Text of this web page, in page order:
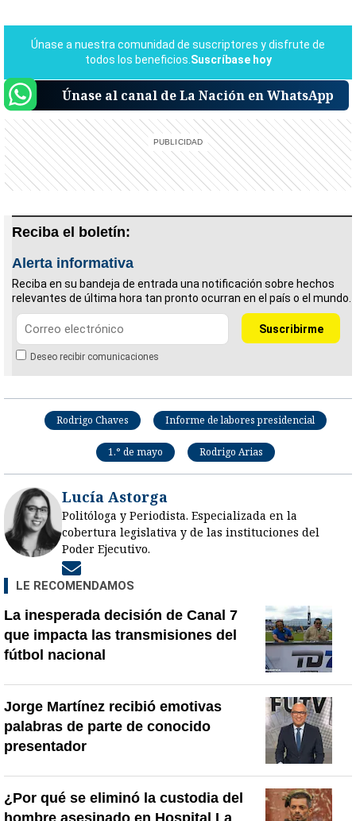
Únase al canal de La Nación en WhatsApp
Reciba el boletín:
Alerta informativa
Reciba en su bandeja de entrada una notificación sobre hechos
relevantes de última hora tan pronto ocurran en el país o el mundo.
Deseo recibir comunicaciones
Rodrigo Chaves Informe de labores presidencial
1.° de mayo Rodrigo Arias
Lucía Astorga
Politóloga y Periodista. Especializada en la
cobertura legislativa y de las instituciones del
Poder Ejecutivo.
LE RECOMENDAMOS
La inesperada decisión de Canal 7
que impacta las transmisiones del
fútbol nacional
Jorge Martínez recibió emotivas
palabras de parte de conocido
presentador
¿Por qué se eliminó la custodia del
hombre asesinado en Hospital La